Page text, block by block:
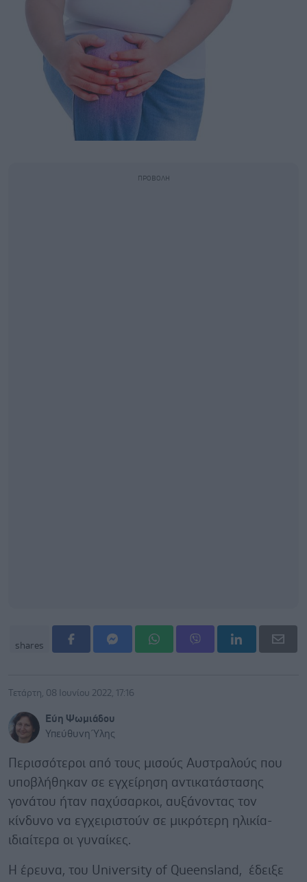
shares
Τετάρτη, 08 Ιουνίου 2022, 17:16
Εύη Ψωμιάδου
Υπεύθυνη Ύλης
Περισσότεροι από τους μισούς Αυστραλούς που
υποβλήθηκαν σε εγχείρηση αντικατάστασης
γονάτου ήταν παχύσαρκοι, αυξάνοντας τον
κίνδυνο να εγχειριστούν σε μικρότερη ηλικία-
ιδιαίτερα οι γυναίκες.
Η έρευνα, του University of Queensland, έδειξε